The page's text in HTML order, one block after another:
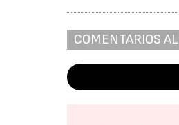
COMENTARIOS